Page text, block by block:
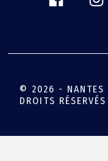
© 2026 - NANTES
DROITS RÉSERVÉS